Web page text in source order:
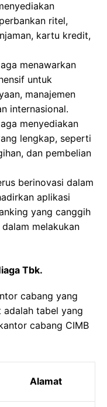
ritel,
kartu kredit,
menawarkan
untuk
manajemen
internasional.
menyediakan
lengkap, seperti
dan pembelian
berinovasi dalam
aplikasi
yang canggih
melakukan
Tbk.
cabang yang
adalah tabel yang
cabang CIMB
Alamat